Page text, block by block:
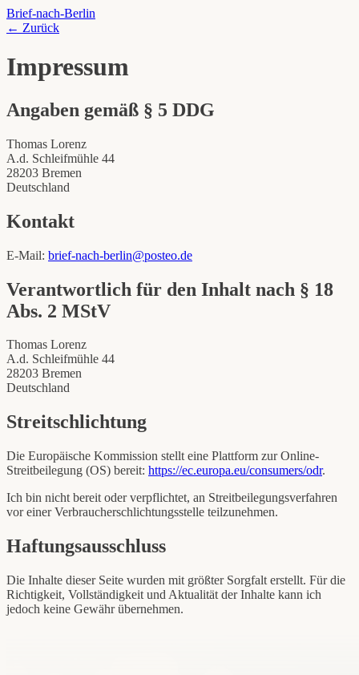
Brief-nach-Berlin
← Zurück
Impressum
Angaben gemäß § 5 DDG
Thomas Lorenz
A.d. Schleifmühle 44
28203 Bremen
Deutschland
Kontakt
E-Mail: brief-nach-berlin@posteo.de
Verantwortlich für den Inhalt nach § 18
Abs. 2 MStV
Thomas Lorenz
A.d. Schleifmühle 44
28203 Bremen
Deutschland
Streitschlichtung
Die Europäische Kommission stellt eine Plattform zur Online-
Streitbeilegung (OS) bereit: https://ec.europa.eu/consumers/odr.
Ich bin nicht bereit oder verpflichtet, an Streitbeilegungsverfahren
vor einer Verbraucherschlichtungsstelle teilzunehmen.
Haftungsausschluss
Die Inhalte dieser Seite wurden mit größter Sorgfalt erstellt. Für die
Richtigkeit, Vollständigkeit und Aktualität der Inhalte kann ich
jedoch keine Gewähr übernehmen.